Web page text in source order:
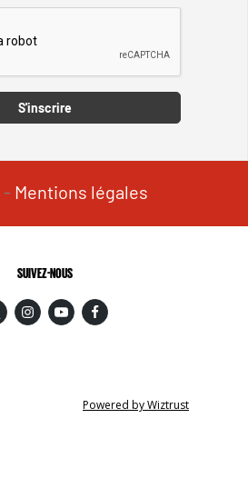
S'inscrire
- Mentions légales
SUIVEZ-NOUS
Powered by Wiztrust